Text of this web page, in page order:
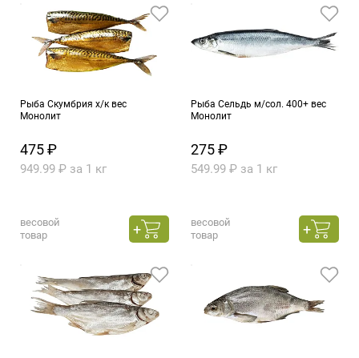
Рыба Скумбрия х/к вес
Монолит
475 ₽
949.99 ₽ за 1 кг
весовой
товар
Рыба Сельдь м/сол. 400+ вес
Монолит
275 ₽
549.99 ₽ за 1 кг
весовой
товар